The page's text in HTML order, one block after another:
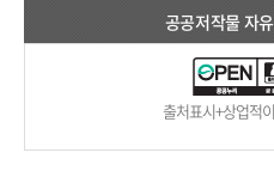
공공저작물 자
출처표시+상업적